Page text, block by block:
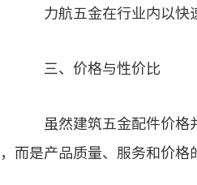
力航五金在行业内以快速
三、价格与性价比
虽然建筑五金配件价格并
而是产品质量、服务和价格